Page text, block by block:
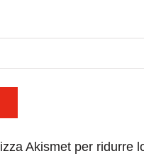
Akismet per ridurre